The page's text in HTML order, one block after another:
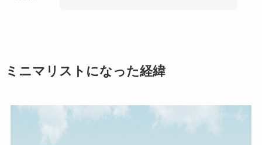
ミニマリストになった経緯